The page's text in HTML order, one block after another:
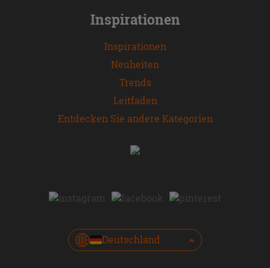
Inspirationen
Inspirationen
Neuheiten
Trends
Leitfaden
Entdecken Sie andere Kategorien
Deutschland